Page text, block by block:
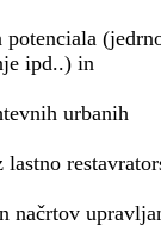
potenciala
ipd..) in
urbanih
načrtov